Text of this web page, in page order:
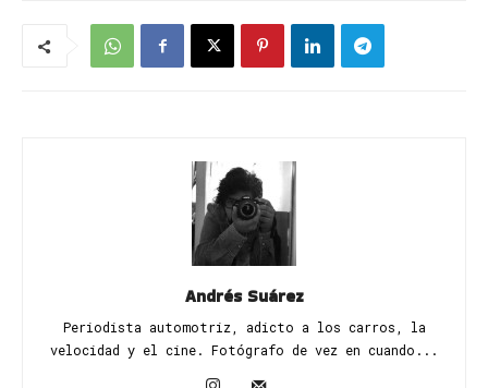
Andrés Suárez
Periodista automotriz, adicto a los carros, la
velocidad y el cine. Fotógrafo de vez en cuando...